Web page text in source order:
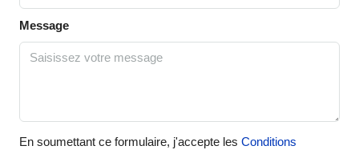
Message
En soumettant ce formulaire, j'accepte les Conditions